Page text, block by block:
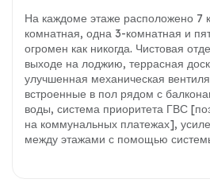
На каждоме этаже расположено 7
комнатная, одна 3-комнатная и
огромен как никогда. Чистовая
выходе на лоджию, террасная
улучшенная механическая
встроенные в пол рядом с
воды, система приоритета ГВС
на коммунальных платежах],
между этажами с помощью